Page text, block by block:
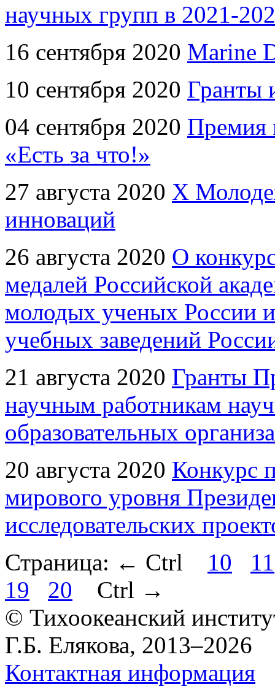
научных групп в 2021-
16 сентября 2020 Marine
10 сентября 2020 Гранты
04 сентября 2020 Премия
«Есть за что!»
27 августа 2020 X
инноваций
26 августа 2020 О
медалей Российской
молодых ученых России
учебных заведений
21 августа 2020 Гранты
научным работникам
образовательных
20 августа 2020 Конкурс
мирового уровня
исследовательских
Страница: ← Ctrl 10
11
19
20 Ctrl →
© Тихоокеанский
Г.Б. Елякова, 2013–2026
Контактная информация